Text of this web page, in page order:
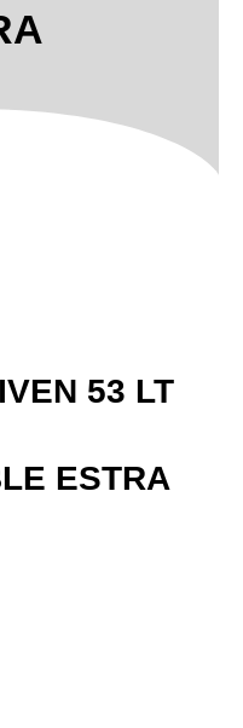
53 LT
ESTRA